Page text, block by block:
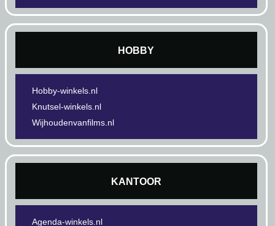
HOBBY
Hobby-winkels.nl
Knutsel-winkels.nl
Wijhoudenvanfilms.nl
KANTOOR
Agenda-winkels.nl